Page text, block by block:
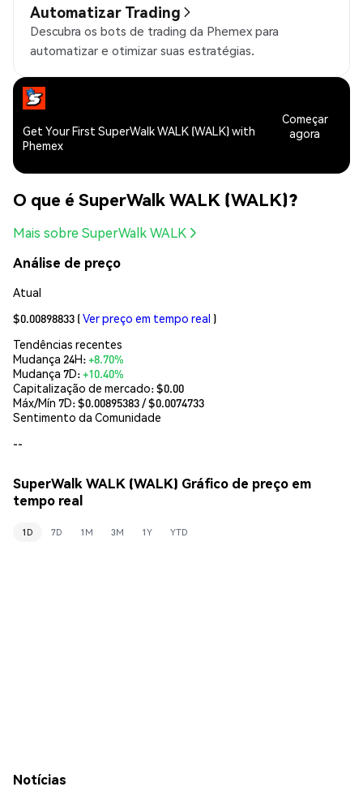
Automatizar Trading
Descubra os bots de trading da Phemex para
automatizar e otimizar suas estratégias.
Get Your First SuperWalk WALK (WALK) with
Phemex
Começar
agora
O que é SuperWalk WALK (WALK)?
Mais sobre SuperWalk WALK
Análise de preço
Atual
$0.00898833 (Ver preço em tempo real )
Tendências recentes
Mudança 24H:+8.70%
Mudança 7D:+10.40%
Capitalização de mercado:$0.00
Máx/Mín 7D: $0.00895383/ $0.0074733
Sentimento da Comunidade
--
SuperWalk WALK (WALK) Gráfico de preço em
tempo real
1D 7D 1M 3M 1Y YTD
Notícias